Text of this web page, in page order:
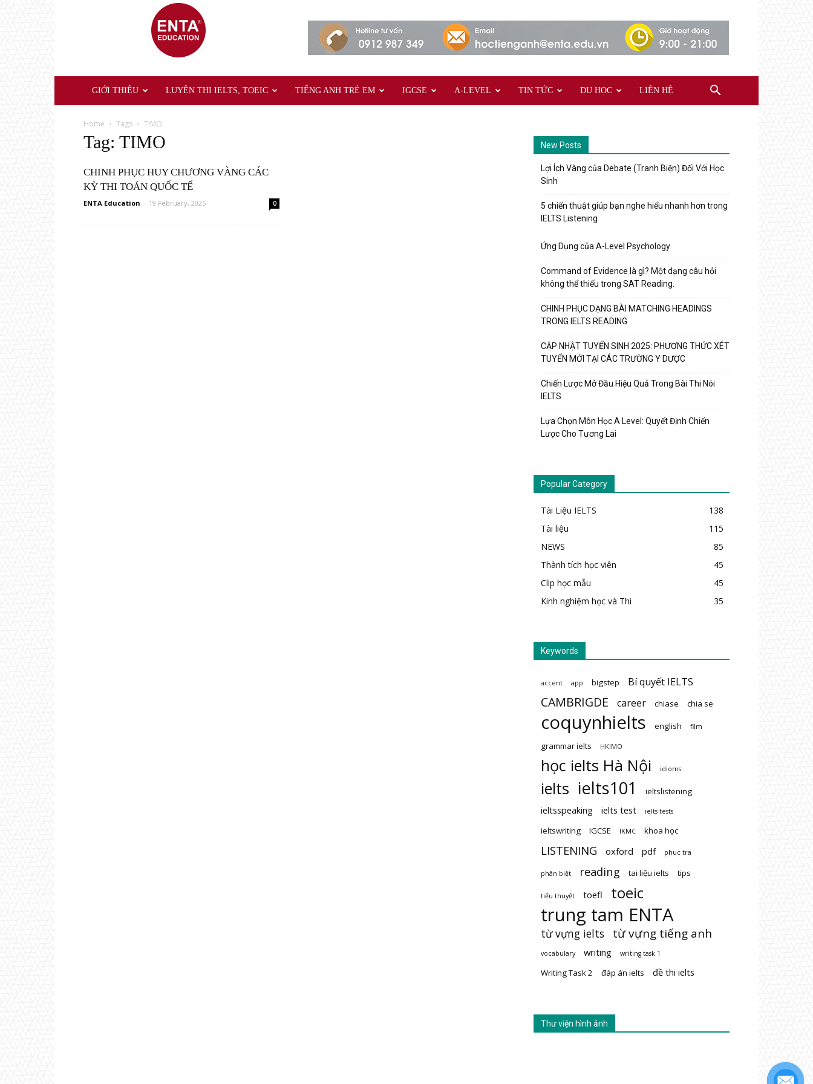
GIỚI THIỆU LUYỆN THI IELTS, TOEIC TIẾNG ANH TRẺ EM IGCSE A-LEVEL TIN TỨC DU HỌC LIÊN HỆ
Home Tags TIMO
Tag: TIMO
CHINH PHỤC HUY CHƯƠNG VÀNG CÁC
KỲ THI TOÁN QUỐC TẾ
ENTA Education - 19 February, 2025 0
New Posts
Lợi Ích Vàng của Debate (Tranh Biện) Đối Với Học
Sinh
5 chiến thuật giúp bạn nghe hiểu nhanh hơn trong
IELTS Listening
Ứng Dụng của A-Level Psychology
Command of Evidence là gì? Một dạng câu hỏi
không thể thiếu trong SAT Reading.
CHINH PHỤC DẠNG BÀI MATCHING HEADINGS
TRONG IELTS READING
CẬP NHẬT TUYỂN SINH 2025: PHƯƠNG THỨC XÉT
TUYỂN MỚI TẠI CÁC TRƯỜNG Y DƯỢC
Chiến Lược Mở Đầu Hiệu Quả Trong Bài Thi Nói
IELTS
Lựa Chọn Môn Học A Level: Quyết Định Chiến
Lược Cho Tương Lai
Popular Category
Tài Liệu IELTS
138
Tài liệu
115
NEWS
85
Thành tích học viên
45
Clip học mẫu
45
Kinh nghiệm học và Thi
35
Keywords
accent app bigstep Bí quyết IELTS
CAMBRIGDE career chiase chia se
coquynhielts english film
grammar ielts HKIMO
học ielts Hà Nội idioms
ielts ielts101 ieltslistening
ieltsspeaking ielts test ielts tests
ieltswriting IGCSE IKMC khoa học
LISTENING oxford pdf phuc tra
phân biệt reading tai liệu ielts tips
tiểu thuyết toefl toeic
trung tam ENTA
từ vựng ielts từ vựng tiếng anh
vocabulary writing writing task 1
Writing Task 2 đáp án ielts đề thi ielts
Thư viện hình ảnh